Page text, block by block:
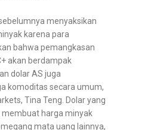
menyaksikan
karena para
bahwa pemangkasan
akan berdampak
dolar AS juga
komoditas secara umum,
Tina Teng. Dolar yang
membuat harga minyak
mata uang lainnya,